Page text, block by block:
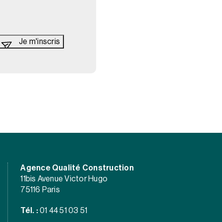
Agence Qualité Construction
11bis Avenue Victor Hugo
75116 Paris
Tél. : 01 44 51 03 51